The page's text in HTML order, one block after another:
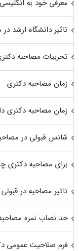
معرفی خود به
تاثیر دانشگاه ارشد
تجربیات مصاحبه
زمان مصاحبه دکتری
زمان مصاحبه دکتری
شانس قبولی در
برای مصاحبه دکتری
تاثیر مصاحبه در
حد نصاب نمره
فرم صلاحیت عمومی